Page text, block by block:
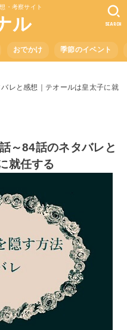
・考察サイト
ル
おでかけ 季節のイベント
SEARCH
レと感想｜テオールは皇太子に就
～84話のネタバレと
就任する